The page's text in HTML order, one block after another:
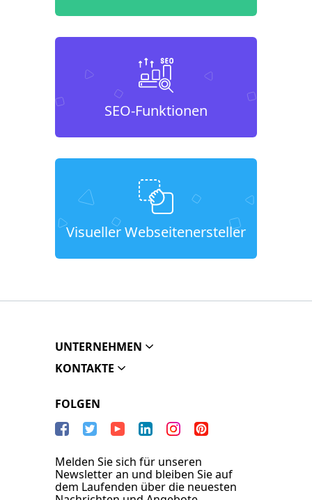
SEO-Funktionen
Visueller Webseitenersteller
UNTERNEHMEN
KONTAKTE
FOLGEN
Melden Sie sich für unseren
Newsletter an und bleiben Sie auf
dem Laufenden über die neuesten